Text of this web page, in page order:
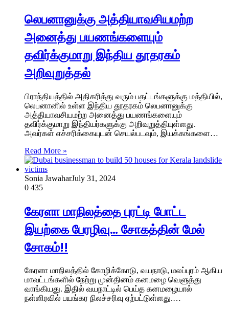
லெபனானுக்கு அத்தியாவசியமற்ற
அனைத்து பயணங்களையும்
தவிர்க்குமாறு இந்திய தூதரகம்
அறிவுறுத்தல்
பிராந்தியத்தில் அதிகரித்து வரும் பதட்டங்களுக்கு மத்தியில்,
லெபனானில் உள்ள இந்திய தூதரகம் லெபனானுக்கு
அத்தியாவசியமற்ற அனைத்து பயணங்களையும்
தவிர்க்குமாறு இந்தியர்களுக்கு அறிவுறுத்தியுள்ளது.
அவர்கள் எச்சரிக்கையுடன் செயல்படவும், இயக்கங்களை…
Read More »
Sonia JawaharJuly 31, 2024
0 435
கேரளா மாநிலத்தை புரட்டி போட்ட
இயற்கை பேரழிவு… சோகத்தின் மேல்
சோகம்!!
கேரளா மாநிலத்தில் கோழிக்கோடு, வயநாடு, மலப்புரம் ஆகிய
மாவட்டங்களில் நேற்று முன்தினம் கனமழை வெளுத்து
வாங்கியது. இதில் வயநாட்டில் பெய்த கனமழையால்
நள்ளிரவில் பயங்கர நிலச்சரிவு ஏற்பட்டுள்ளது.…